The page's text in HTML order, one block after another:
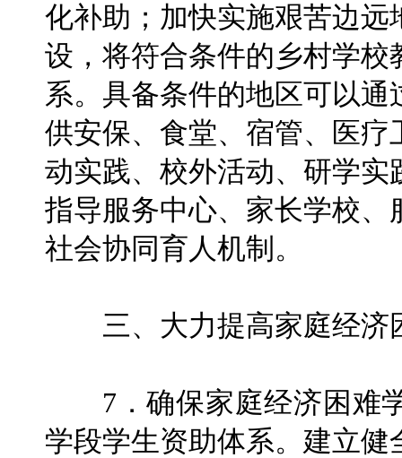
化补助；加快实施艰苦边
设，将符合条件的乡村学
系。具备条件的地区可以
供安保、食堂、宿管、医
动实践、校外活动、研学
指导服务中心、家长学校
社会协同育人机制。
三、大力提高家庭经济
7．确保家庭经济困难
学段学生资助体系。建立